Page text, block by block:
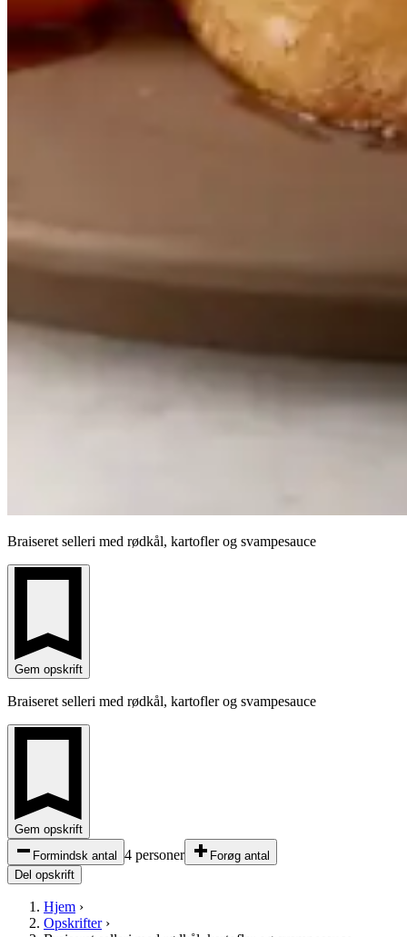
Braiseret selleri med rødkål, kartofler og svampesauce
Gem opskrift
Braiseret selleri med rødkål, kartofler og svampesauce
Gem opskrift
Formindsk antal
4 personer
Forøg antal
Del opskrift
Hjem ›
Opskrifter›